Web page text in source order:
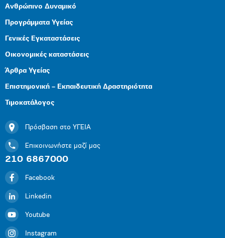
Ανθρώπινο Δυναμικό
Προγράμματα Υγείας
Γενικές Εγκαταστάσεις
Οικονομικές καταστάσεις
Άρθρα Υγείας
Επιστημονική – Εκπαιδευτική Δραστηριότητα
Τιμοκατάλογος
Πρόσβαση στο ΥΓΕΙΑ
Επικοινωνήστε μαζί μας
210 6867000
Facebook
Linkedin
Youtube
Instagram